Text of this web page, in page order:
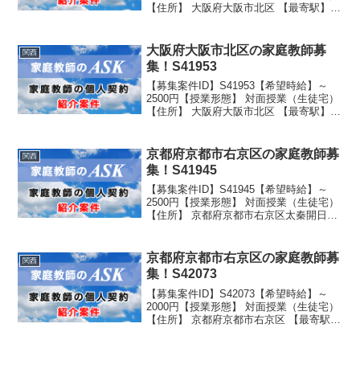
【住所】 大阪府大阪市北区 【最寄駅】
別】女子 【生徒学年】 学校名：私...
関西
大阪府大阪市北区の家庭教師募
集！S41953
【募集案件ID】S41953【希望時給】～
2500円【授業形態】 対面授業（生徒宅）
【住所】 大阪府大阪市北区 【最寄駅】
年生 【指導形態】 予習・復習
関西
京都府京都市右京区の家庭教師募
集！S41945
【募集案件ID】S41945【希望時給】～
2500円【授業形態】 対面授業（生徒宅）
【住所】 京都府京都市右京区太秦開日町
年：中学1年生
関西
京都府京都市右京区の家庭教師募
集！S42073
【募集案件ID】S42073【希望時給】～
2000円【授業形態】 対面授業（生徒宅）
【住所】 京都府京都市右京区 【最寄駅】